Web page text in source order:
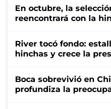
En octubre, la
reencontrará con la
River tocó fondo:
hinchas y crece la
Boca sobrevivió en
profundiza la